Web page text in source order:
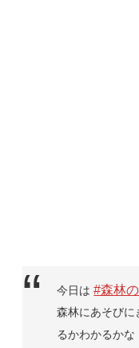
今日は#森林の
森林にあそびに
るかわかるかな